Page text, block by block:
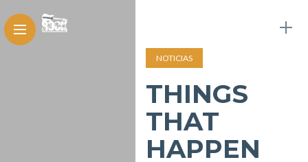
NOTICIAS
THINGS
THAT
HAPPEN